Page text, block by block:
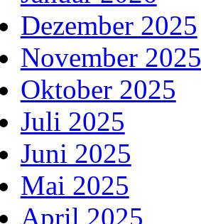
Dezember 2025
November 2025
Oktober 2025
Juli 2025
Juni 2025
Mai 2025
April 2025